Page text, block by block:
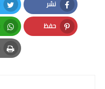
نشر
Facebook
حفظ
Pinterest